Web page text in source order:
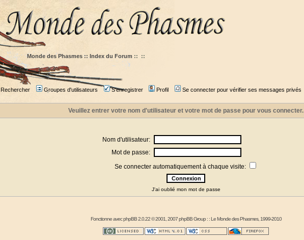
Monde des Phasmes :: Index du Forum :: ::
Rechercher Groupes d'utilisateurs S'enregistrer Profil Se connecter pour vérifier ses messages privés
Veuillez entrer votre nom d'utilisateur et votre mot de passe pour vous connecter.
Nom d'utilisateur:
Mot de passe:
Se connecter automatiquement à chaque visite:
J'ai oublié mon mot de passe
Fonctionne avecphpBB2.0.22 © 2001, 2007 phpBB Group : :Le Monde des Phasmes, 1999-2010